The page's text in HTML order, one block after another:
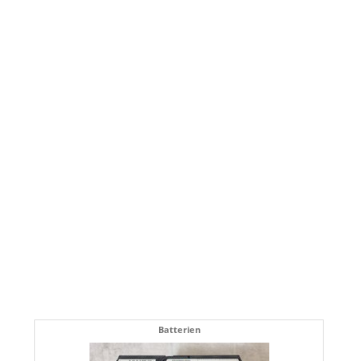
Batterien